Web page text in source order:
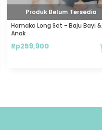
Produk Belum Tersedia
Hamako Long Set - Baju Bayi &
Anak
Rp259,900